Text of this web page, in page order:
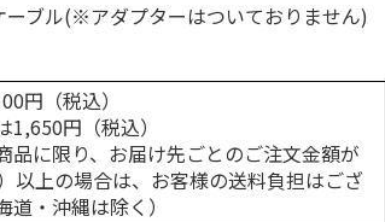
ド 4L
円
別・税込)
470円
(送料別・税込)
120円
(送料別・税込)
ーブル(※アダプターはついておりません)
円（税込）
円（税込）
品に限り、お届け先ごとのご注文金額が
以上の場合は、お客様の送料負担はござ
・沖縄は除く）